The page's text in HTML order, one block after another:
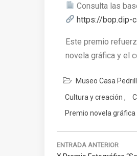
Consulta las
https://bop.dip-
Este premio
novela gráfica y el
Museo Casa
Cultura y creación
Premio novela gráfica
Navegación
de
ENTRADA ANTERIOR